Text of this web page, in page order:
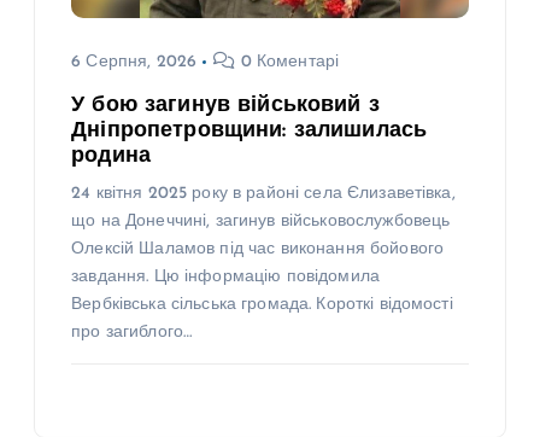
6 Серпня, 2026 0 Коментарі
У бою загинув військовий з
Дніпропетровщини: залишилась
родина
24 квітня 2025 року в районі села Єлизаветівка,
що на Донеччині, загинув військовослужбовець
Олексій Шаламов під час виконання бойового
завдання. Цю інформацію повідомила
Вербківська сільська громада. Короткі відомості
про загиблого…